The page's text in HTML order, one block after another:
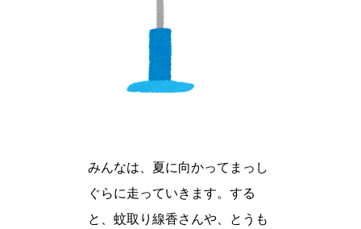
みんなは、夏に向かってまっし
ぐらに走っていきます。する
と、蚊取り線香さんや、とうも